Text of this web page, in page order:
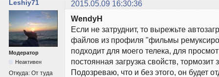
Leshiy71 2015.05.09 16:30:36
Модератор
Неактивен
Откуда: От туда
WendyH
Если не затруднит, то вырежьте
файлов из профиля "фильмы
подходит для моего телека, для
постоянная загрузка свойств, тормозит
Подозреваю, что и без этого, он будет